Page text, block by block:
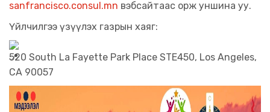
sanfrancisco.consul.mn вэбсайтаас орж уншина уу.
Үйлчилгээ үзүүлэх газрын хаяг:
520 South La Fayette Park Place STE450, Los Angeles,
CA 90057